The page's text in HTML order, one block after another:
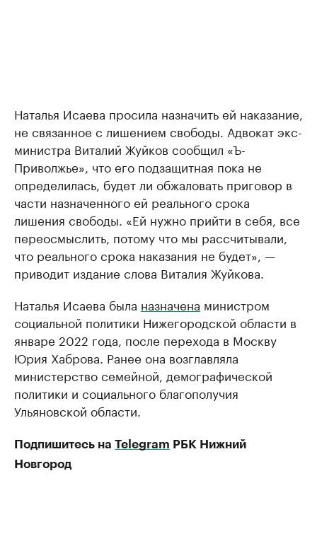
Наталья Исаева просила назначить ей наказание,
не связанное с лишением свободы. Адвокат экс-
министра Виталий Жуйков сообщил «Ъ-
Приволжье», что его подзащитная пока не
определилась, будет ли обжаловать приговор в
части назначенного ей реального срока
лишения свободы. «Ей нужно прийти в себя, все
переосмыслить, потому что мы рассчитывали,
что реального срока наказания не будет», —
приводит издание слова Виталия Жуйкова.
Наталья Исаева была назначена министром
социальной политики Нижегородской области в
январе 2022 года, после перехода в Москву
Юрия Хаброва. Ранее она возглавляла
министерство семейной, демографической
политики и социального благополучия
Ульяновской области.
Подпишитесь на Telegram РБК Нижний
Новгород